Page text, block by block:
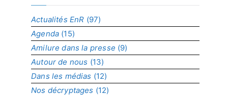
r
p
r
o
j
e
t
Actualités EnR (97)
Agenda (15)
Amilure dans la presse (9)
Autour de nous (13)
Dans les médias (12)
Nos décryptages (12)